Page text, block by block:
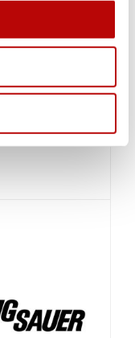
Der
in Luzern
und
dem
(Werner